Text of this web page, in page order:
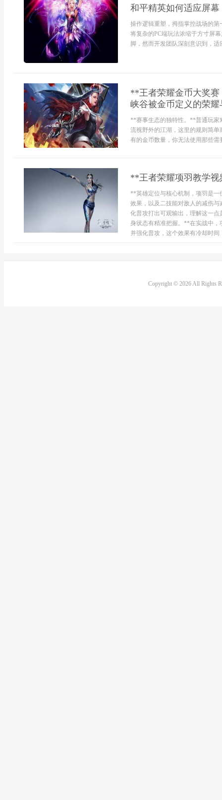
和平精英如何适应屏
操作逻辑重塑，拇指掌控战场的
将复杂的PC端玩法浓缩于方寸屏
脚，然而开发团队深刻意识到，适
**王者荣耀金币大奖
峡谷被金币定义的荣
**赛事生态的独特性。**普通玩家
流视野外的江湖，这里的规则简
有的金币数量，你无法使用那些
**王者荣耀项羽教学
**英雄定位与核心机制，项羽是一
效果，以及二技能对敌人的减伤
化普攻打出可观输出，理解这一
身状态有精准把握。**在实战中，
并强化普攻，这个效果有冷却时间
Copyright © 2026 All Rights